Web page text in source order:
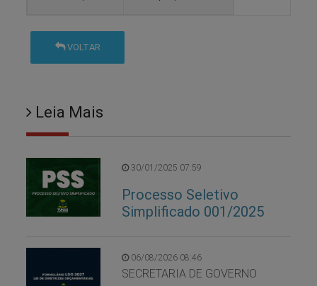
VOLTAR
Leia Mais
30/01/2025 07:59
Processo Seletivo
Simplificado 001/2025
06/08/2026 08:46
SECRETARIA DE GOVERNO